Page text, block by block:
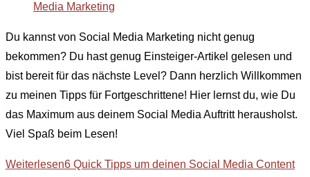
Media Marketing
Du kannst von Social Media Marketing nicht genug
bekommen? Du hast genug Einsteiger-Artikel gelesen und
bist bereit für das nächste Level? Dann herzlich Willkommen
zu meinen Tipps für Fortgeschrittene! Hier lernst du, wie Du
das Maximum aus deinem Social Media Auftritt herausholst.
Viel Spaß beim Lesen!
Weiterlesen6 Quick Tipps um deinen Social Media Content